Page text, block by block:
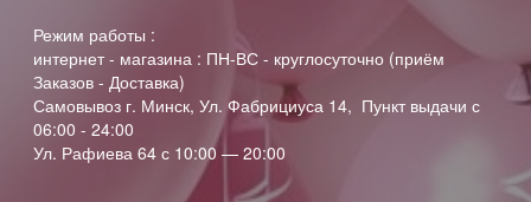
Режим работы :
интернет - магазина : ПН-ВС - круглосуточно (приём
Заказов - Доставка)
Самовывоз г. Минск, Ул. Фабрициуса 14, Пункт выдачи с
06:00 - 24:00
Ул. Рафиева 64 с 10:00 — 20:00